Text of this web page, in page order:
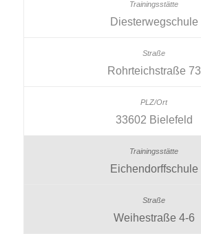
Diesterwegschule
Rohrteichstraße 73
33602 Bielefeld
Eichendorffschule
Weihestraße 4-6